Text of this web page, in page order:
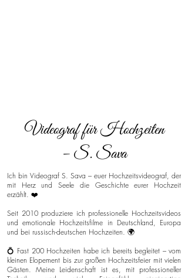
Videograf für Hochzeiten
– S. Sava
Ich bin Videograf S. Sava – euer Hochzeitsvideograf, der
mit Herz und Seele die Geschichte eurer Hochzeit
erzählt. ❤️
Seit 2010 produziere ich professionelle Hochzeitsvideos
und emotionale Hochzeitsfilme in Deutschland, Europa
und bei russisch-deutschen Hochzeiten. 🌍
💍 Fast 200 Hochzeiten habe ich bereits begleitet – vom
kleinen Elopement bis zur großen Hochzeitsfeier mit vielen
Gästen. Meine Leidenschaft ist es, mit professioneller